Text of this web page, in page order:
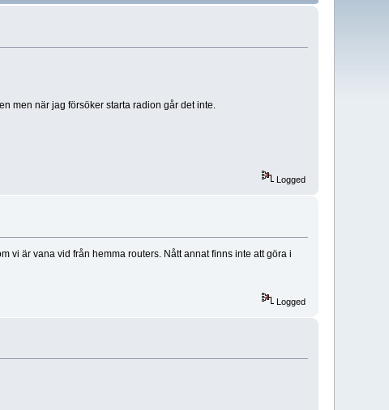
men när jag försöker starta radion går det inte.
Logged
vi är vana vid från hemma routers. Nått annat finns inte att göra i
Logged